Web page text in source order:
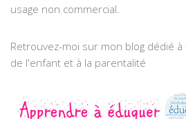
usage non commercial.
Retrouvez-moi sur mon blog dédié à
de l'enfant et à la parentalité